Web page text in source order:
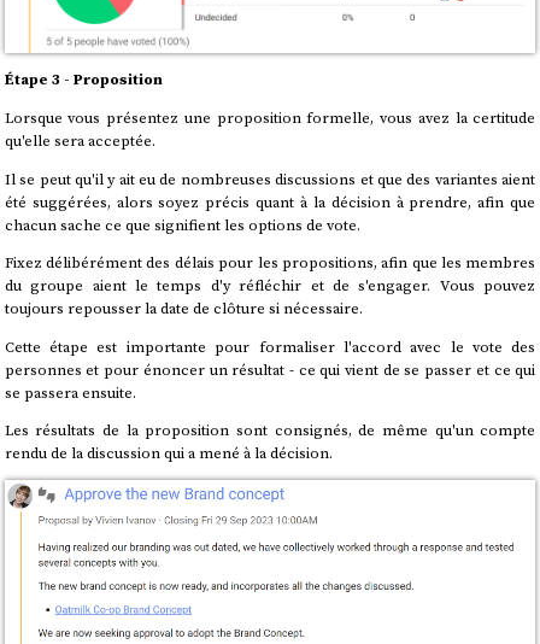
Étape 3 - Proposition
Lorsque vous présentez une proposition formelle, vous avez la certitude
qu'elle sera acceptée.
Il se peut qu'il y ait eu de nombreuses discussions et que des variantes aient
été suggérées, alors soyez précis quant à la décision à prendre, afin que
chacun sache ce que signifient les options de vote.
Fixez délibérément des délais pour les propositions, afin que les membres
du groupe aient le temps d'y réfléchir et de s'engager. Vous pouvez
toujours repousser la date de clôture si nécessaire.
Cette étape est importante pour formaliser l'accord avec le vote des
personnes et pour énoncer un résultat - ce qui vient de se passer et ce qui
se passera ensuite.
Les résultats de la proposition sont consignés, de même qu'un compte
rendu de la discussion qui a mené à la décision.